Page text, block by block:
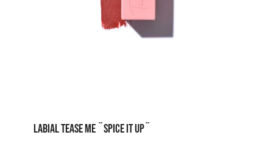
LABIAL TEASE ME ¨SPICE IT UP¨